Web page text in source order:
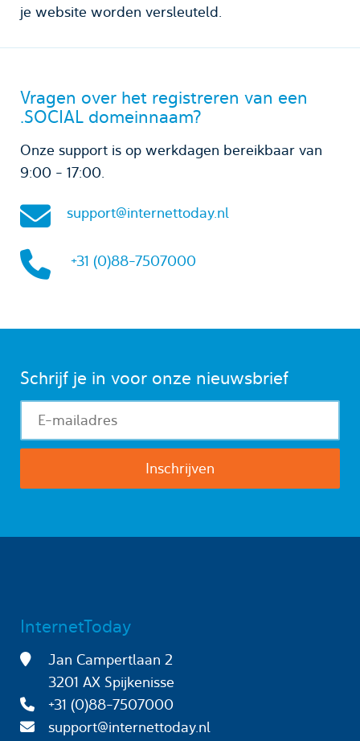
je website worden versleuteld.
Vragen over het registreren van een
.SOCIAL domeinnaam?
Onze support is op werkdagen bereikbaar van
9:00 - 17:00.
support@internettoday.nl
+31 (0)88-7507000
Schrijf je in voor onze nieuwsbrief
InternetToday
Jan Campertlaan 2
3201 AX Spijkenisse
+31 (0)88-7507000
support@internettoday.nl